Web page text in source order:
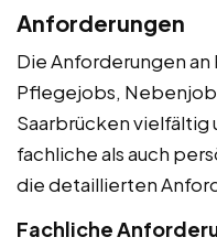
Anforderungen
Die Anforderungen
Pflegejobs,
Saarbrücken vielfältig
fachliche als auch
die detaillierten
Fachliche